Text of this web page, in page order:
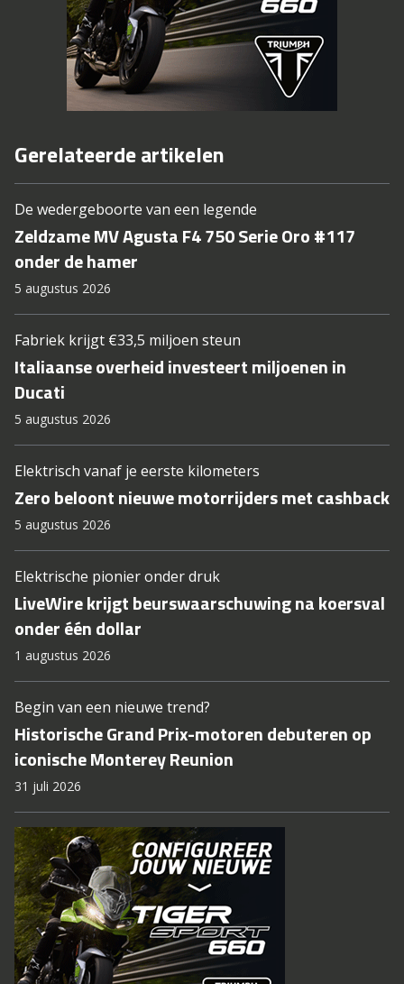
Gerelateerde artikelen
De wedergeboorte van een legende
Zeldzame MV Agusta F4 750 Serie Oro #117
onder de hamer
5 augustus 2026
Fabriek krijgt €33,5 miljoen steun
Italiaanse overheid investeert miljoenen in
Ducati
5 augustus 2026
Elektrisch vanaf je eerste kilometers
Zero beloont nieuwe motorrijders met cashback
5 augustus 2026
Elektrische pionier onder druk
LiveWire krijgt beurswaarschuwing na koersval
onder één dollar
1 augustus 2026
Begin van een nieuwe trend?
Historische Grand Prix-motoren debuteren op
iconische Monterey Reunion
31 juli 2026